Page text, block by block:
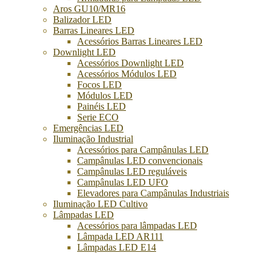
Aros GU10/MR16
Balizador LED
Barras Lineares LED
Acessórios Barras Lineares LED
Downlight LED
Acessórios Downlight LED
Acessórios Módulos LED
Focos LED
Módulos LED
Painéis LED
Serie ECO
Emergências LED
Iluminação Industrial
Acessórios para Campânulas LED
Campânulas LED convencionais
Campânulas LED reguláveis
Campânulas LED UFO
Elevadores para Campânulas Industriais
Iluminação LED Cultivo
Lâmpadas LED
Acessórios para lâmpadas LED
Lâmpada LED AR111
Lâmpadas LED E14